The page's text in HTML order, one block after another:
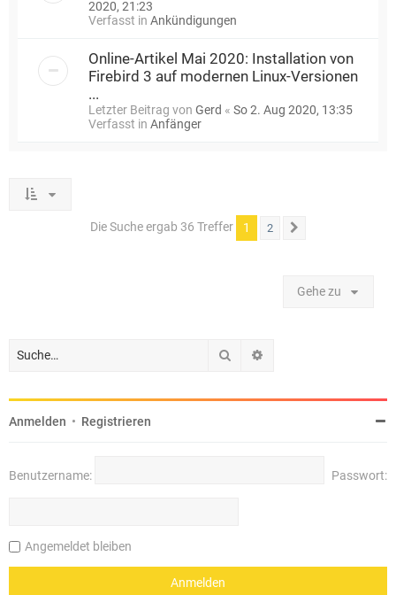
2020, 21:23
Verfasst in Ankündigungen
Online-Artikel Mai 2020: Installation von
Firebird 3 auf modernen Linux-Versionen
...
Letzter Beitrag von Gerd « So 2. Aug 2020, 13:35
Verfasst in Anfänger
Die Suche ergab 36 Treffer 1 2
Gehe zu
Suche
Anmelden • Registrieren
Benutzername: Passwort:
Angemeldet bleiben